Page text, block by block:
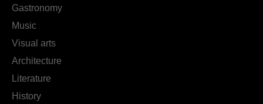
Gastronomy
Music
Visual arts
Architecture
Literature
History